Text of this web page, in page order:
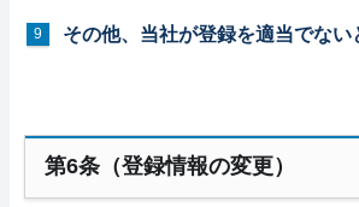
その他、当社が登録を適当でない
第6条（登録情報の変更）